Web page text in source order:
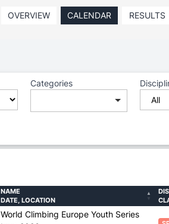
OVERVIEW CALENDAR RESULTS
Categories
NAME
DATE, LOCATION
World Climbing Europe Youth Series